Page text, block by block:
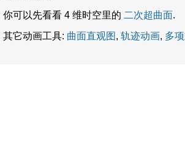
你可以先看看 4 维时空里的 二次超曲面.
其它动画工具: 曲面直观图 , 轨迹动画, 多